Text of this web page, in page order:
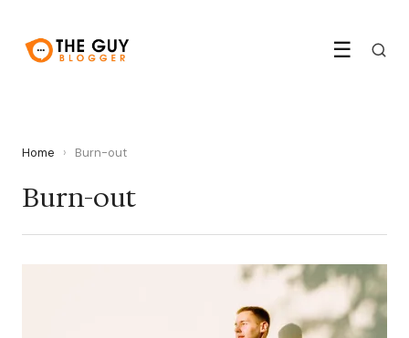
☰
Home › Burn-out
Burn-out